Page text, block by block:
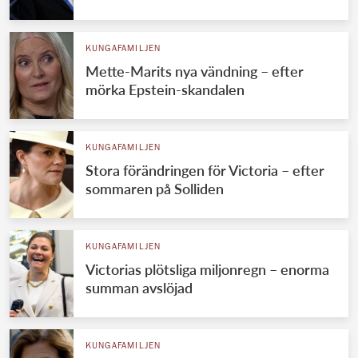
KUNGAFAMILJEN
Mette-Marits nya vändning – efter
mörka Epstein-skandalen
KUNGAFAMILJEN
Stora förändringen för Victoria – efter
sommaren på Solliden
KUNGAFAMILJEN
Victorias plötsliga miljonregn – enorma
summan avslöjad
KUNGAFAMILJEN